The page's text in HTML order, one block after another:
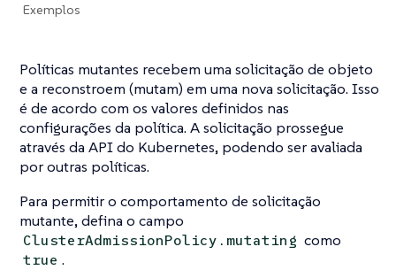
Exemplos
Políticas mutantes recebem uma solicitação de objeto
e a reconstroem (mutam) em uma nova solicitação. Isso
é de acordo com os valores definidos nas
configurações da política. A solicitação prossegue
através da API do Kubernetes, podendo ser avaliada
por outras políticas.
Para permitir o comportamento de solicitação
mutante, defina o campo
ClusterAdmissionPolicy.mutating como
true .